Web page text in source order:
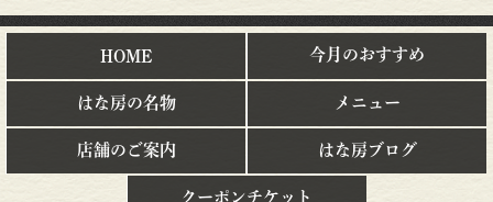
HOME 今月のおすすめ
はな房の名物 メニュー
店舗のご案内 はな房ブログ
クーポンチケット